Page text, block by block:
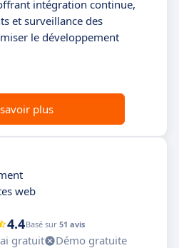
intégration continue,
et surveillance des
le développement
plus
web
4.4Basé sur 51 avis
gratuit
Démo gratuite